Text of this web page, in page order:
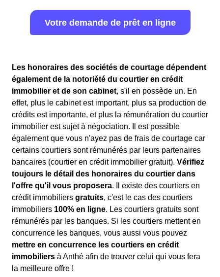
Votre demande de prêt en ligne
Les honoraires des sociétés de courtage dépendent
également de la notoriété du courtier en crédit
immobilier et de son cabinet, s'il en possède un. En
effet, plus le cabinet est important, plus sa production de
crédits est importante, et plus la rémunération du courtier
immobilier est sujet à négociation. Il est possible
également que vous n'ayez pas de frais de courtage car
certains courtiers sont rémunérés par leurs partenaires
bancaires (courtier en crédit immobilier gratuit). Vérifiez
toujours le détail des honoraires du courtier dans
l'offre qu'il vous proposera. Il existe des courtiers en
crédit immobiliers gratuits, c'est le cas des courtiers
immobiliers 100% en ligne. Les courtiers gratuits sont
rémunérés par les banques. Si les courtiers mettent en
concurrence les banques, vous aussi vous pouvez
mettre en concurrence les courtiers en crédit
immobiliers à Anthé afin de trouver celui qui vous fera
la meilleure offre !